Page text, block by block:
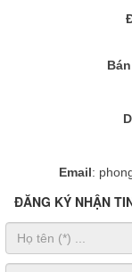
Email:
ĐĂNG KÝ NHẬN